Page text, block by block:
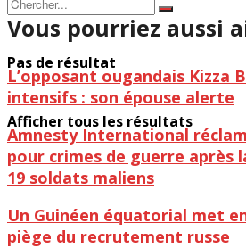
Pas de résultat
Afficher tous les résultats
Vous pourriez aussi
L’opposant ougandais Kizza
intensifs : son épouse alerte
Amnesty International
pour crimes de guerre après
19 soldats maliens
Un Guinéen équatorial met
piège du recrutement russe